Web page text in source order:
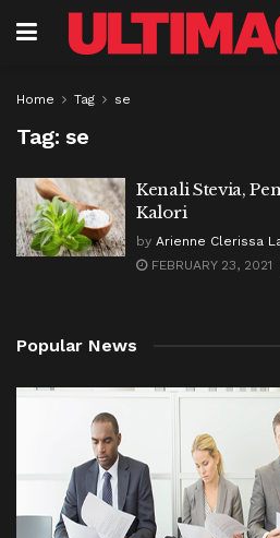
Home Tag se
Tag: se
Kenali Stevia,
Kalori
by Arienne Clerissa
FEBRUARY 23, 2021
Popular News